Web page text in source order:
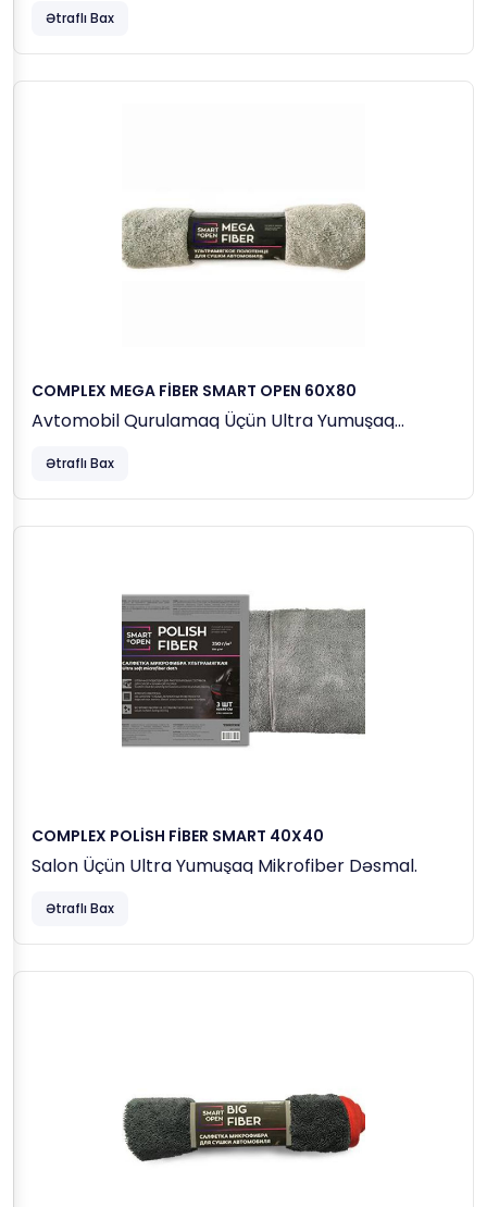
Ətraflı Bax
COMPLEX MEGA FİBER SMART OPEN 60X80
Avtomobil Qurulamaq Üçün Ultra Yumuşaq
Ətraflı Bax
COMPLEX POLİSH FİBER SMART 40X40
Salon Üçün Ultra Yumuşaq Mikrofiber Dəsmal.
Ətraflı Bax